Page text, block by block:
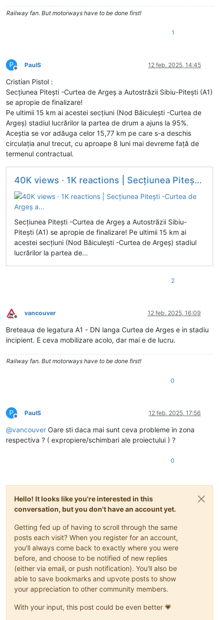
Railway fan. But motorways have to be done first!
1
P
Deconectat
PaulS 12 feb. 2025, 14:45
Cristian Pistol :
Secțiunea Pitești -Curtea de Argeș a Autostrăzii Sibiu-Pitești (A1)
se apropie de finalizare!
Pe ultimii 15 km ai acestei secțiuni (Nod Băiculești -Curtea de
Argeș) stadiul lucrărilor la partea de drum a ajuns la 95%.
Aceștia se vor adăuga celor 15,77 km pe care s-a deschis
circulația anul trecut, cu aproape 8 luni mai devreme față de
termenul contractual.
40K views · 1K reactions | Secțiunea Pitești -Curtea de Argeș a...
Secțiunea Pitești -Curtea de Argeș a Autostrăzii Sibiu-
Pitești (A1) se apropie de finalizare! Pe ultimii 15 km ai
acestei secțiuni (Nod Băiculești -Curtea de Argeș) stadiul
lucrărilor la partea de...
2
Deconectat
vancouver 12 feb. 2025, 16:09
Breteaua de legatura A1 - DN langa Curtea de Arges e in stadiu
incipient. E ceva mobilizare acolo, dar mai e de lucru.
Railway fan. But motorways have to be done first!
0
P
Deconectat
PaulS 12 feb. 2025, 17:56
@vancouver Oare sti daca mai sunt ceva probleme in zona
respectiva ? ( expropiere/schimbari ale proiectului ) ?
0
Hello! It looks like you're interested in this
conversation, but you don't have an account yet.
Getting fed up of having to scroll through the same
posts each visit? When you register for an account,
you'll always come back to exactly where you were
before, and choose to be notified of new replies
(either via email, or push notification). You'll also be
able to save bookmarks and upvote posts to show
your appreciation to other community members.
With your input, this post could be even better 💗